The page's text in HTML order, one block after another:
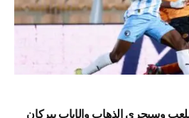
وسيجرى الذهاب والإياب ببركان